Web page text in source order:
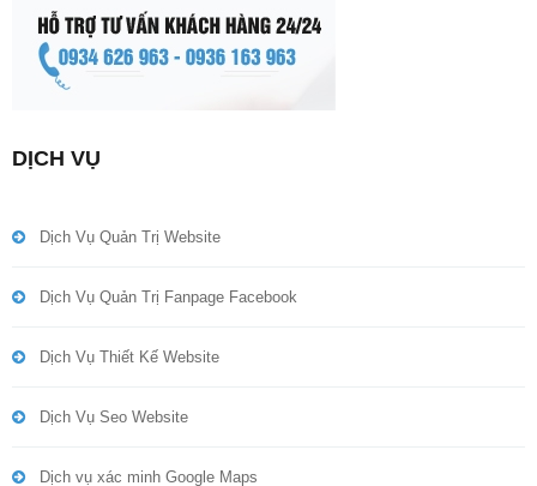
DỊCH VỤ
Dịch Vụ Quản Trị Website
Dịch Vụ Quản Trị Fanpage Facebook
Dịch Vụ Thiết Kế Website
Dịch Vụ Seo Website
Dịch vụ xác minh Google Maps